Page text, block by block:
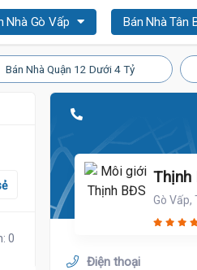
Nhà Gò Vấp Bán Nhà Tân
Bán Nhà Quận 12 Dưới 4 Tỷ
0
Thịnh
Gò Vấp,
Điện thoại